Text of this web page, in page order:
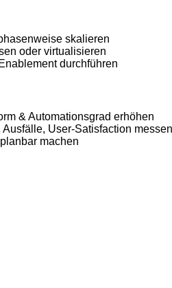
skalieren
oder virtualisieren
durchführen
& Automationsgrad erhöhen
Ausfälle, User-Satisfaction messen
machen